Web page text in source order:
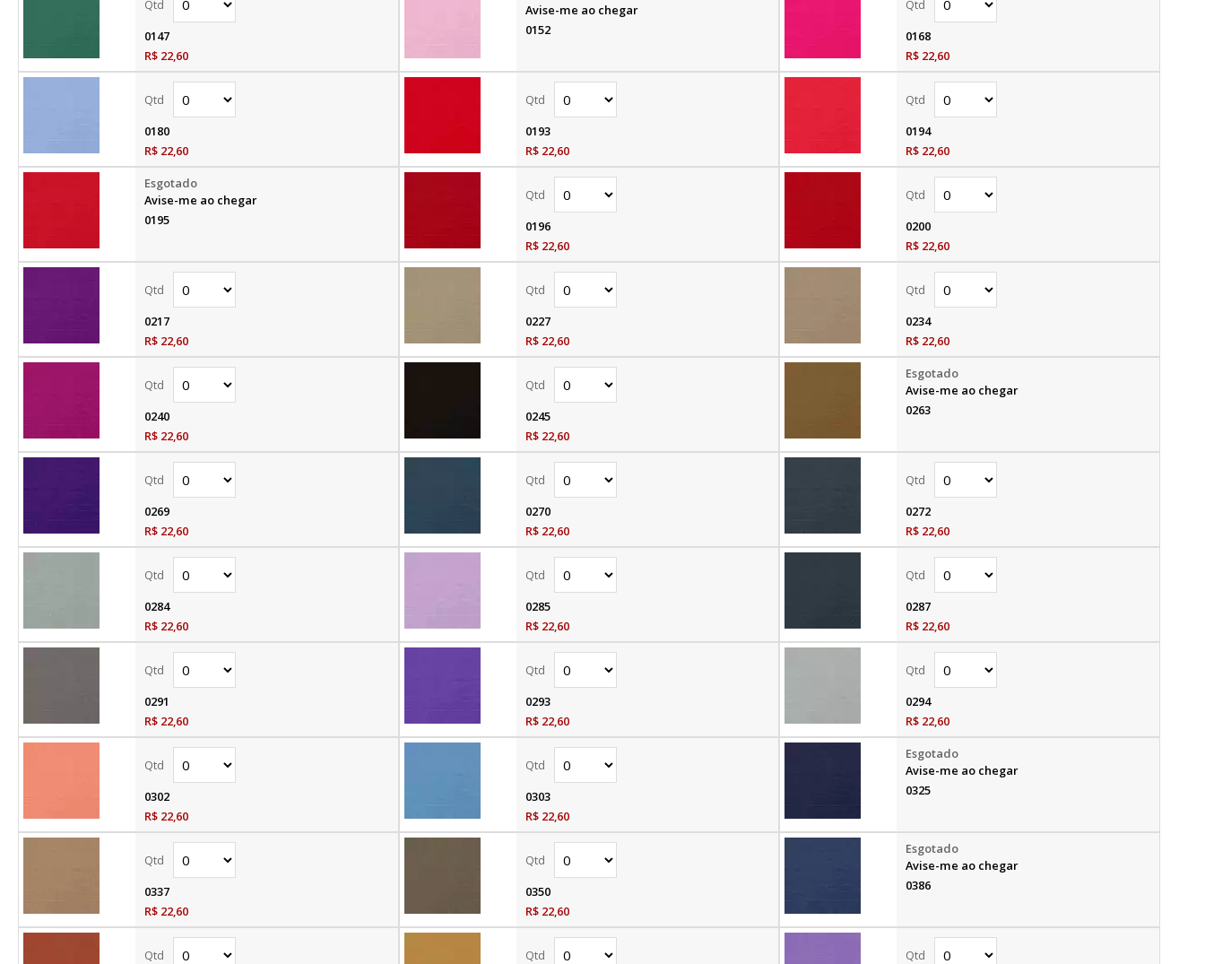
0147
R$ 22,60
Avise-me ao chegar
0152
0168
R$ 22,60
0180
R$ 22,60
0193
R$ 22,60
0194
R$ 22,60
Avise-me ao chegar
0195
0196
R$ 22,60
0200
R$ 22,60
0217
R$ 22,60
0227
R$ 22,60
0234
R$ 22,60
0240
R$ 22,60
0245
R$ 22,60
Avise-me ao chegar
0263
0269
R$ 22,60
0270
R$ 22,60
0272
R$ 22,60
0284
R$ 22,60
0285
R$ 22,60
0287
R$ 22,60
0291
R$ 22,60
0293
R$ 22,60
0294
R$ 22,60
0302
R$ 22,60
0303
R$ 22,60
Avise-me ao chegar
0325
0337
R$ 22,60
0350
R$ 22,60
Avise-me ao chegar
0386